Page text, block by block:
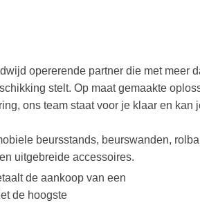
opererende partner die met meer
stelt. Op maat gemaakte
ons team staat voor je klaar en
beursstands, beurswanden,
uitgebreide accessoires.
de aankoop van een
de hoogste